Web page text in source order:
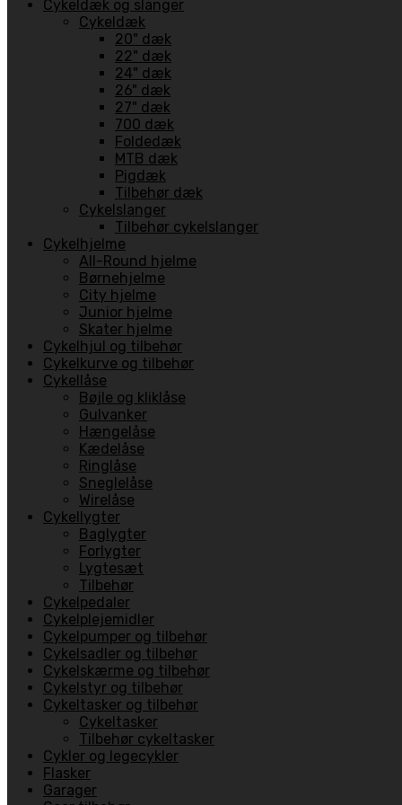
Cykeldæk og slanger
Cykeldæk
20" dæk
22" dæk
24" dæk
26" dæk
27" dæk
700 dæk
Foldedæk
MTB dæk
Pigdæk
Tilbehør dæk
Cykelslanger
Tilbehør cykelslanger
Cykelhjelme
All-Round hjelme
Børnehjelme
City hjelme
Junior hjelme
Skater hjelme
Cykelhjul og tilbehør
Cykelkurve og tilbehør
Cykellåse
Bøjle og kliklåse
Gulvanker
Hængelåse
Kædelåse
Ringlåse
Sneglelåse
Wirelåse
Cykellygter
Baglygter
Forlygter
Lygtesæt
Tilbehør
Cykelpedaler
Cykelplejemidler
Cykelpumper og tilbehør
Cykelsadler og tilbehør
Cykelskærme og tilbehør
Cykelstyr og tilbehør
Cykeltasker og tilbehør
Cykeltasker
Tilbehør cykeltasker
Cykler og legecykler
Flasker
Garager